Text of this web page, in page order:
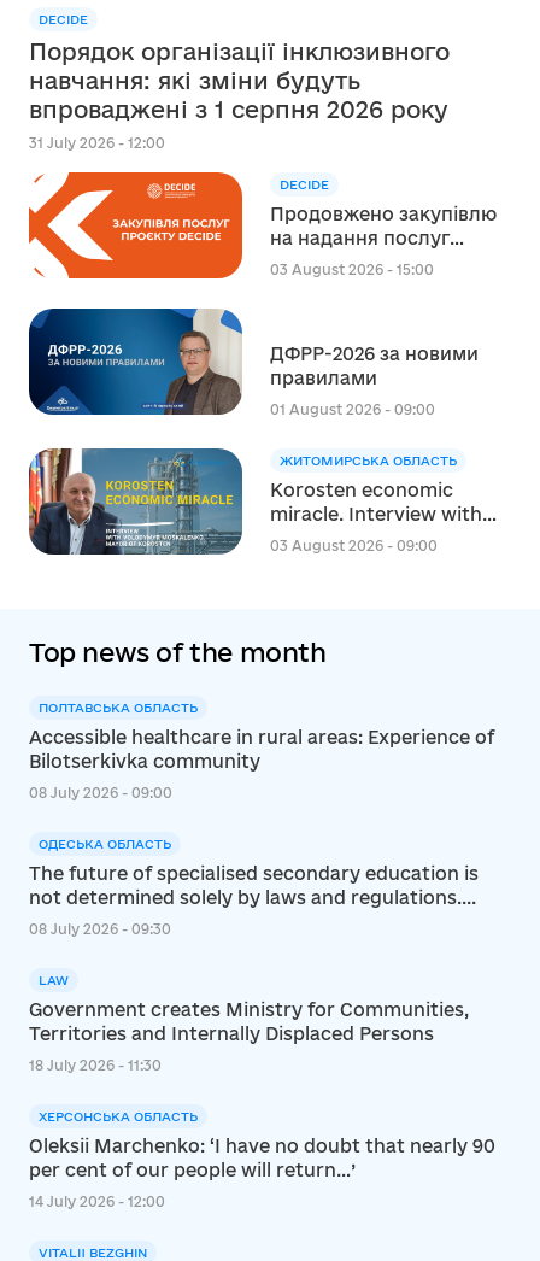
DECIDE
Порядок організації інклюзивного
навчання: які зміни будуть
впроваджені з 1 серпня 2026 року
31 July 2026 - 12:00
DECIDE
Продовжено закупівлю
на надання послуг
експерта зі
в сфері освіти в межах
реалізації Швейцарсько-
українського Проєкту
03 August 2026 - 15:00
ДФРР-2026 за новими
правилами
01 August 2026 - 09:00
ЖИТОМИРСЬКА ОБЛАСТЬ
Korosten economic
miracle. Interview with
Volodymyr Moskalenko,
03 August 2026 - 09:00
Top news of the month
ПОЛТАВСЬКА ОБЛАСТЬ
Accessible healthcare in rural areas: Experience of
Bilotserkivka community
08 July 2026 - 09:00
ОДЕСЬКА ОБЛАСТЬ
The future of specialised secondary education is
not determined solely by laws and regulations....
08 July 2026 - 09:30
LAW
Government creates Ministry for Communities,
Territories and Internally Displaced Persons
18 July 2026 - 11:30
ХЕРСОНСЬКА ОБЛАСТЬ
Oleksii Marchenko: ‘I have no doubt that nearly 90
per cent of our people will return…’
14 July 2026 - 12:00
VITALII BEZGHIN